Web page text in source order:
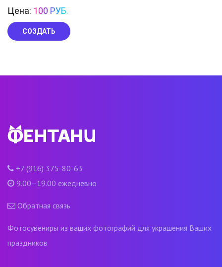
Цена: 100 РУБ.
СОЗДАТЬ
+7 (916) 375-80-63
9.00–19.00 ежедневно
Обратная связь
Фотосувениры из ваших фотографий для украшения Ваших
праздников